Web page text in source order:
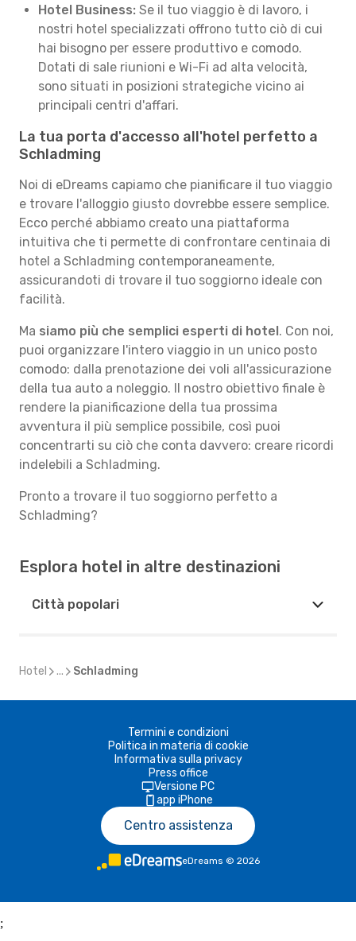
Hotel Business: Se il tuo viaggio è di lavoro, i
nostri hotel specializzati offrono tutto ciò di cui
hai bisogno per essere produttivo e comodo.
Dotati di sale riunioni e Wi-Fi ad alta velocità,
sono situati in posizioni strategiche vicino ai
principali centri d'affari.
La tua porta d'accesso all'hotel perfetto a
Schladming
Noi di eDreams capiamo che pianificare il tuo viaggio
e trovare l'alloggio giusto dovrebbe essere semplice.
Ecco perché abbiamo creato una piattaforma
intuitiva che ti permette di confrontare centinaia di
hotel a Schladming contemporaneamente,
assicurandoti di trovare il tuo soggiorno ideale con
facilità.
Ma siamo più che semplici esperti di hotel. Con noi,
puoi organizzare l'intero viaggio in un unico posto
comodo: dalla prenotazione dei voli all'assicurazione
della tua auto a noleggio. Il nostro obiettivo finale è
rendere la pianificazione della tua prossima
avventura il più semplice possibile, così puoi
concentrarti su ciò che conta davvero: creare ricordi
indelebili a Schladming.
Pronto a trovare il tuo soggiorno perfetto a
Schladming?
Esplora hotel in altre destinazioni
Città popolari
Hotel ... Schladming
Termini e condizioni
Politica in materia di cookie
Informativa sulla privacy
Press office
Versione PC
app iPhone
Centro assistenza
eDreams © 2026
;